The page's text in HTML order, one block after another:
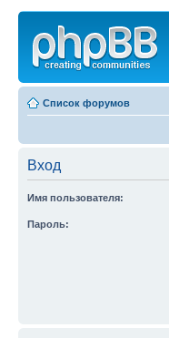
Список форумов
Вход
Имя пользователя:
Пароль: